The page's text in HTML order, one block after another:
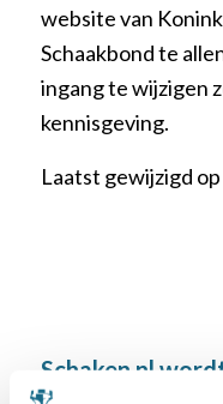
website van
Schaakbond te
ingang te wijzigen
kennisgeving.
Laatst gewijzigd
Schaken.nl